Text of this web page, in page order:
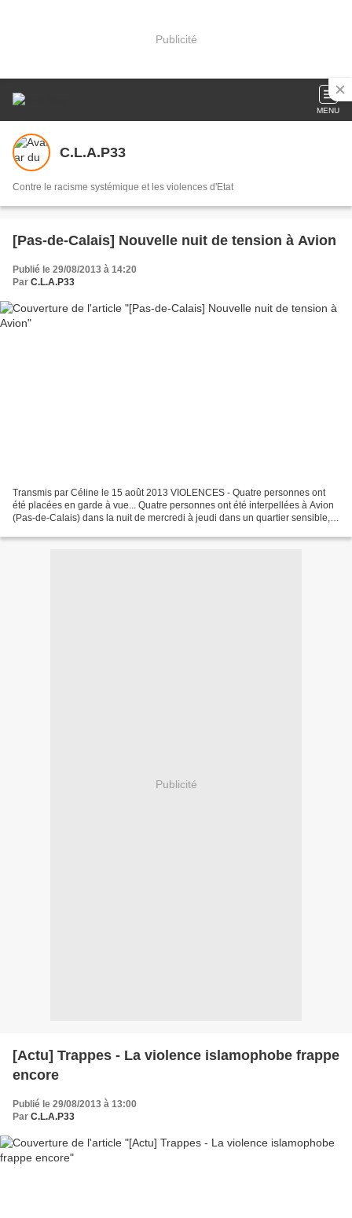
Publicité
MENU
C.L.A.P33
Contre le racisme systémique et les violences d'Etat
[Pas-de-Calais] Nouvelle nuit de tension à Avion
Publié le 29/08/2013 à 14:20
Par C.L.A.P33
Transmis par Céline le 15 août 2013 VIOLENCES - Quatre personnes ont
été placées en garde à vue... Quatre personnes ont été interpellées à Avion
(Pas-de-Calais) dans la nuit de mercredi à jeudi dans un quartier sensible,
Publicité
[Actu] Trappes - La violence islamophobe frappe
encore
Publié le 29/08/2013 à 13:00
Par C.L.A.P33